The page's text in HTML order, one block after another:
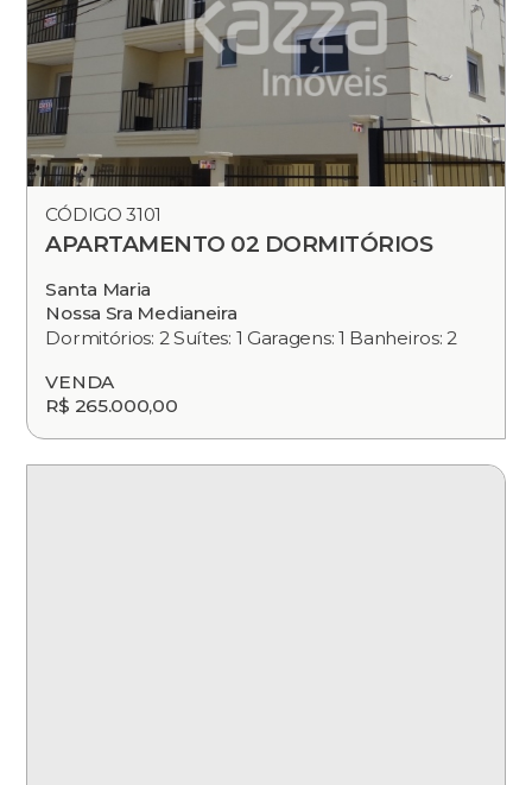
CÓDIGO 3101
APARTAMENTO 02 DORMITÓRIOS
Santa Maria
Nossa Sra Medianeira
Dormitórios: 2 Suítes: 1 Garagens: 1 Banheiros: 2
VENDA
R$ 265.000,00